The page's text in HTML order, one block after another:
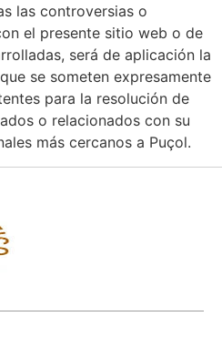
las controversias o
el presente sitio web o de
será de aplicación la
se someten expresamente
para la resolución de
o relacionados con su
más cercanos a Puçol.